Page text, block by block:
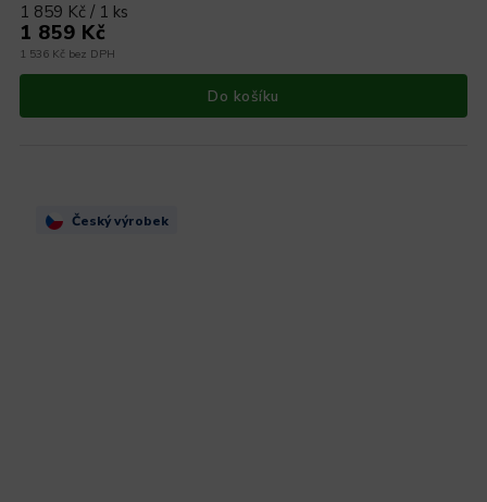
1 536 Kč bez DPH
1 859 Kč
1 859 Kč / 1 ks
Do košíku
Český výrobek